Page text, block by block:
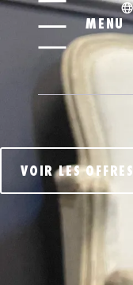
MENU
VOIR LES OFFRES